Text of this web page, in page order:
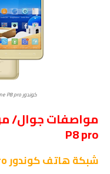
كوندور Condor Plume P8 pro
P8 pro
شبكةهاتف كوندور Condor Plume P8 pro